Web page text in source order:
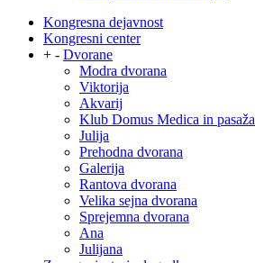
Kongresna dejavnost
Kongresni center
+ - Dvorane
Modra dvorana
Viktorija
Akvarij
Klub Domus Medica in pasaža
Julija
Prehodna dvorana
Galerija
Rantova dvorana
Velika sejna dvorana
Sprejemna dvorana
Ana
Julijana